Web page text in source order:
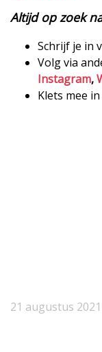
Altijd op zoek
Schrijf je in
Volg via
Instagram,
Klets mee in
21 augustus